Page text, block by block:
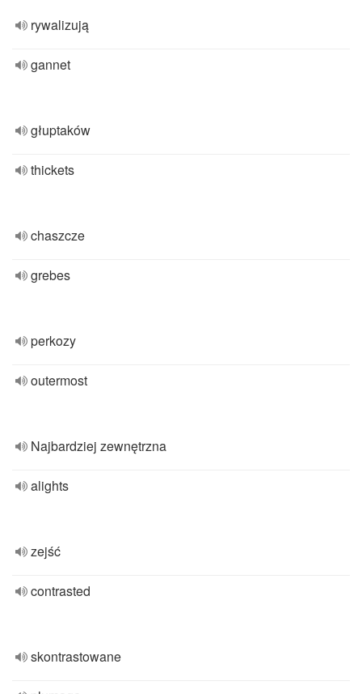
rywalizują
gannet
głuptaków
thickets
chaszcze
grebes
perkozy
outermost
Najbardziej zewnętrzna
alights
zejść
contrasted
skontrastowane